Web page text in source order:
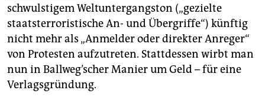
schwulstigem Weltuntergangston („gezielte
staatsterroristische An- und Übergriffe“) künftig
nicht mehr als „Anmelder oder direkter Anreger“
von Protesten aufzutreten. Stattdessen wirbt man
nun in Ballweg’scher Manier um Geld – für eine
Verlagsgründung.